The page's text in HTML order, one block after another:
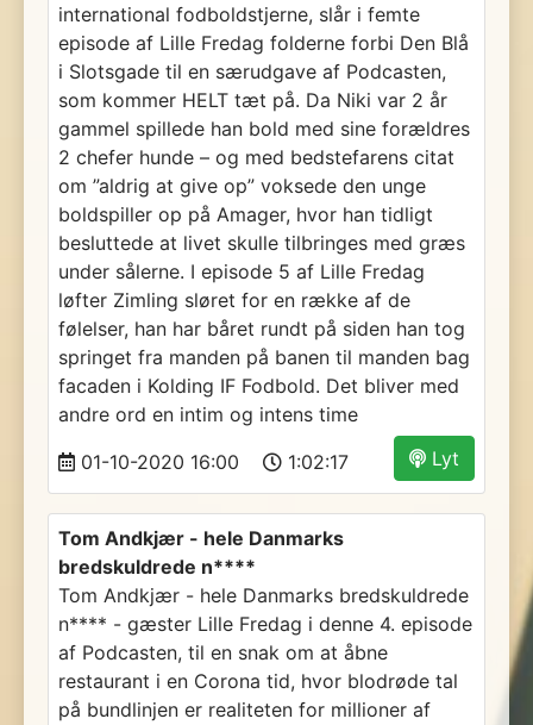
international fodboldstjerne, slår i femte
episode af Lille Fredag folderne forbi Den Blå
i Slotsgade til en særudgave af Podcasten,
som kommer HELT tæt på. Da Niki var 2 år
gammel spillede han bold med sine forældres
2 chefer hunde – og med bedstefarens citat
om ”aldrig at give op” voksede den unge
boldspiller op på Amager, hvor han tidligt
besluttede at livet skulle tilbringes med græs
under sålerne. I episode 5 af Lille Fredag
løfter Zimling sløret for en række af de
følelser, han har båret rundt på siden han tog
springet fra manden på banen til manden bag
facaden i Kolding IF Fodbold. Det bliver med
andre ord en intim og intens time
Lyt
01-10-2020 16:00 1:02:17
Tom Andkjær - hele Danmarks
bredskuldrede n****
Tom Andkjær - hele Danmarks bredskuldrede
n**** - gæster Lille Fredag i denne 4. episode
af Podcasten, til en snak om at åbne
restaurant i en Corona tid, hvor blodrøde tal
på bundlinjen er realiteten for millioner af